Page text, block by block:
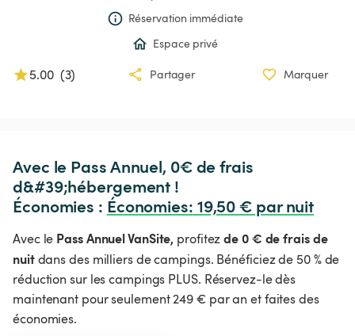
Réservation immédiate
Espace privé
5.00 (3) Partager Marquer
Avec le Pass Annuel, 0€ de frais
d&#39;hébergement !
Économies : Économies: 19,50 € par nuit
Avec le Pass Annuel VanSite, profitezde 0 € de frais de
nuitdans des milliers de campings. Bénéficiez de 50 % de
réduction sur les campings PLUS. Réservez-le dès
maintenant pour seulement 249 € par an et faites des
économies.